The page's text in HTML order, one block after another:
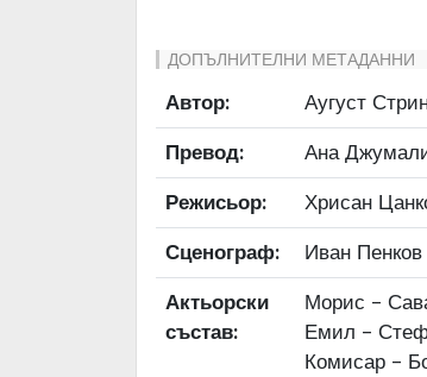
Предоставяща страна
Качество на
Институция
ДОПЪЛНИТЕЛНИ МЕТАДАННИ
Автор:
Аугуст
Превод:
Ана
Режисьор:
Хрисан
Сценограф:
Иван
Актьорски
състав:
Морис -
Емил -
Комисар -